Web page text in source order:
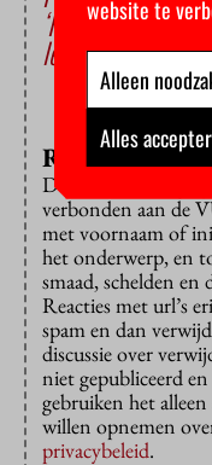
‘Pro-Palestijnse
legitiem’
Reageren?
Dat is alleen
verbonden aan de
met voornaam of
het onderwerp, en
smaad, schelden
Reacties met url’s
spam en dan
discussie over
niet gepubliceerd
gebruiken het
willen opnemen
privacybeleid.
website te
Alleen
Alles